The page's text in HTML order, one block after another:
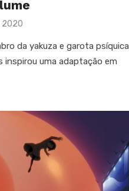
2020
da yakuza e garota psíquica
uma adaptação em